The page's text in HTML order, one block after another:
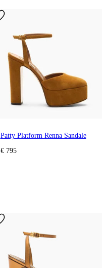
Patty Platform Renna Sandale
€ 795